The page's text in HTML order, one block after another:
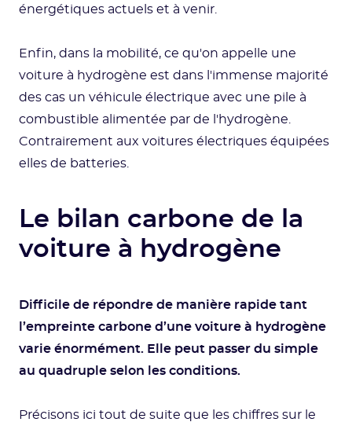
énergétiques actuels et à venir.
Enfin, dans la mobilité, ce qu'on appelle une
voiture à hydrogène est dans l'immense majorité
des cas un véhicule électrique avec une pile à
combustible alimentée par de l'hydrogène.
Contrairement aux voitures électriques équipées
elles de batteries.
Le bilan carbone de la
voiture à hydrogène
Difficile de répondre de manière rapide tant
l’empreinte carbone d’une voiture à hydrogène
varie énormément. Elle peut passer du simple
au quadruple selon les conditions.
Précisons ici tout de suite que les chiffres sur le